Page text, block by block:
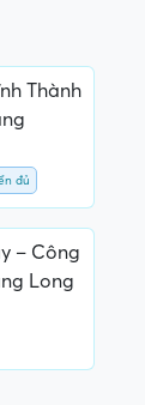
Thành
đủ
– Công
Long